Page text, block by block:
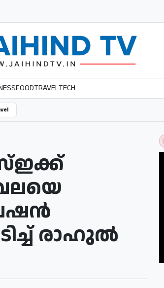
FOODTRAVELTECH
രാഹുല്‍